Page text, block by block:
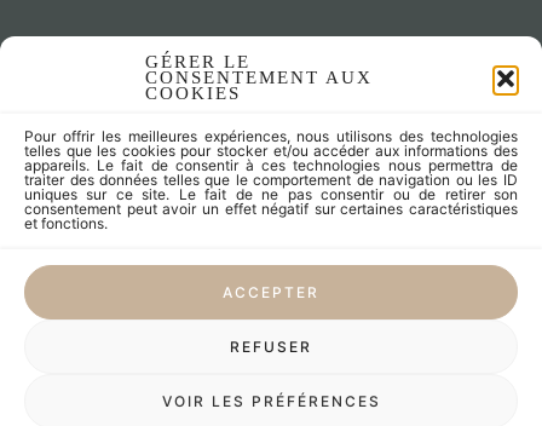
GÉRER LE
CONSENTEMENT AUX
COOKIES
Pour offrir les meilleures expériences, nous utilisons des technologies
telles que les cookies pour stocker et/ou accéder aux informations des
appareils. Le fait de consentir à ces technologies nous permettra de
traiter des données telles que le comportement de navigation ou les ID
uniques sur ce site. Le fait de ne pas consentir ou de retirer son
consentement peut avoir un effet négatif sur certaines caractéristiques
et fonctions.
ACCEPTER
REFUSER
VOIR LES PRÉFÉRENCES
Nos Produits Upcycling
Articles zéro déchet
Fleurs séchées
Lampes
Meubles
Objets
Univers de l'enfant
Vaisselle